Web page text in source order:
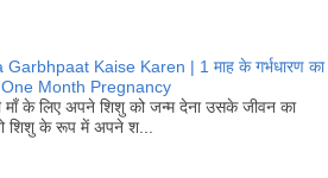
Kaise Karen | 1 माह के गर्भधारण का
One Month Pregnancy
माँ के लिए अपने शिशु को जन्म देना उसके जीवन का
शिशु के रूप में अपने श...